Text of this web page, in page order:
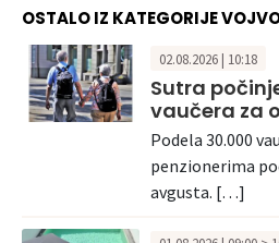
OSTALO IZ KATEGORIJE
02.08.2026 | 10:18
Sutra
vaučera za
Podela 30.000
penzionerima
avgusta. […]